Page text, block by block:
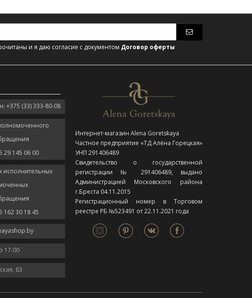
и я даю согласие с документом Договор оферты
+375 (33) 333-80-08
29 145 06 00
исполнительных
162 30 18 45
17.00
83
Интернет-магазин Alena Goretskaya
Частное предприятие «ТД Алёна Горецкая»
УНП 291406489
Свидетельство о государственной
регистрации № 291406489, выдано
Администрацией Московского района
г.Бреста 04.11.2015
Регистрационный номер в Торговом
реестре РБ №523491 от 22.11.2021 года